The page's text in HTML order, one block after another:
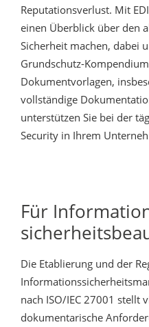
Reputationsverlust. Mit
einen Überblick über den
Sicherheit machen, dabei
Grundschutz-
Dokumentvorlagen,
vollständige
unterstützen Sie bei der
Security in Ihrem
Für
Die Etablierung und der
nach ISO/IEC 27001 stellt
dokumentarische